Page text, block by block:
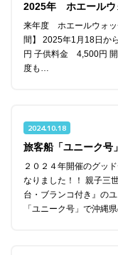
2025年 ホエールウ
来年度 ホエールウォッ
間】 2025年1月18日か
円 子供料金 4,500円
度も…
2024.10.18
旅客船「ユニーク
２０２４年開催のグッ
なりました！！ 親子三
台・ブランコ付き』の
「ユニーク号」で沖縄